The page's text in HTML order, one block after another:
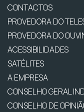
CONTACTOS
PROVEDORA DO
PROVEDORA DO
ACESSIBILIDADES
SATÉLITES
A EMPRESA
CONSELHO GERAL
CONSELHO DE